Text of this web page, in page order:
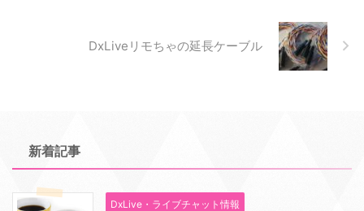
DxLiveリモちゃの延長ケーブル
新着記事
DxLive・ライブチャット情報